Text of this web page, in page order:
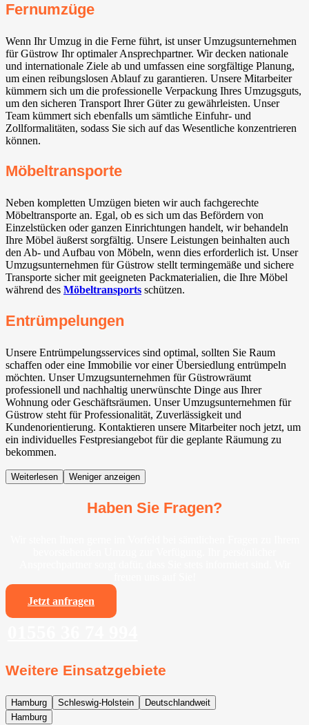
Fernumzüge
Wenn Ihr Umzug in die Ferne führt, ist unser Umzugsunternehmen
für Güstrow Ihr optimaler Ansprechpartner. Wir decken nationale
und internationale Ziele ab und umfassen eine sorgfältige Planung,
um einen reibungslosen Ablauf zu garantieren. Unsere Mitarbeiter
kümmern sich um die professionelle Verpackung Ihres Umzugsguts,
um den sicheren Transport Ihrer Güter zu gewährleisten. Unser
Team kümmert sich ebenfalls um sämtliche Einfuhr- und
Zollformalitäten, sodass Sie sich auf das Wesentliche konzentrieren
können.
Möbeltransporte
Neben kompletten Umzügen bieten wir auch fachgerechte
Möbeltransporte an. Egal, ob es sich um das Befördern von
Einzelstücken oder ganzen Einrichtungen handelt, wir behandeln
Ihre Möbel äußerst sorgfältig. Unsere Leistungen beinhalten auch
den Ab- und Aufbau von Möbeln, wenn dies erforderlich ist. Unser
Umzugsunternehmen für Güstrow stellt termingemäße und sichere
Transporte sicher mit geeigneten Packmaterialien, die Ihre Möbel
während des Möbeltransports schützen.
Entrümpelungen
Unsere Entrümpelungsservices sind optimal, sollten Sie Raum
schaffen oder eine Immobilie vor einer Übersiedlung entrümpeln
möchten. Unser Umzugsunternehmen für Güstrowräumt
professionell und nachhaltig unerwünschte Dinge aus Ihrer
Wohnung oder Geschäftsräumen. Unser Umzugsunternehmen für
Güstrow steht für Professionalität, Zuverlässigkeit und
Kundenorientierung. Kontaktieren unsere Mitarbeiter noch jetzt, um
ein individuelles Festpresiangebot für die geplante Räumung zu
bekommen.
Weiterlesen Weniger anzeigen
Haben Sie Fragen?
Jetzt anfragen
Weitere Einsatzgebiete
Hamburg Schleswig-Holstein
Deutschlandweit
Hamburg